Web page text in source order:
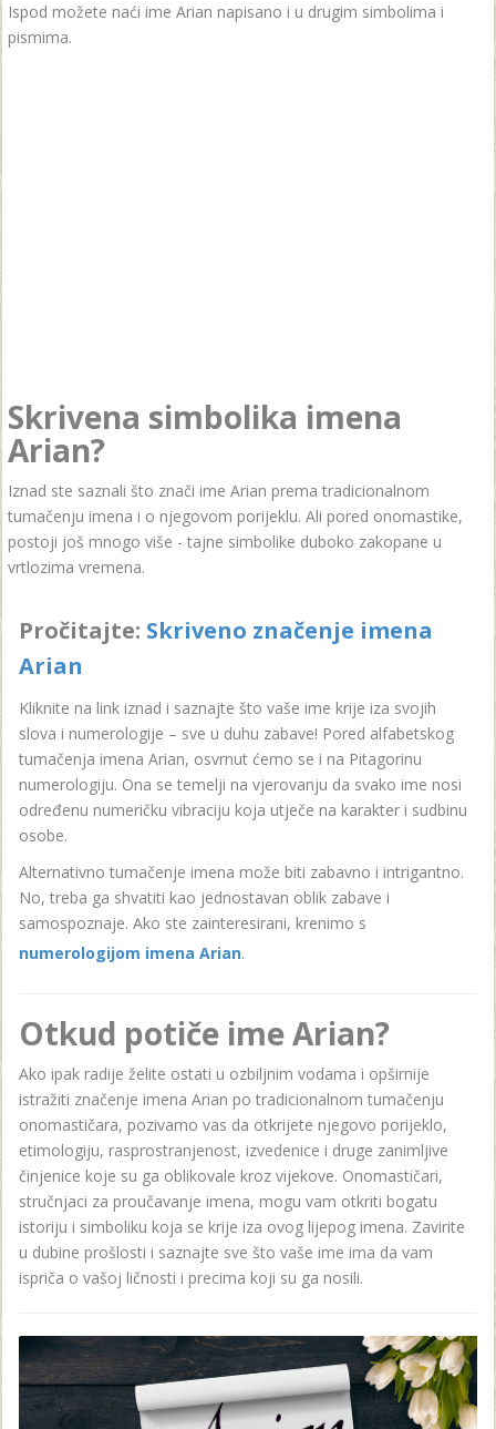
Ispod možete naći ime Arian napisano i u drugim simbolima i
pismima.
Skrivena simbolika imena
Arian?
Iznad ste saznali što znači ime Arian prema tradicionalnom
tumačenju imena i o njegovom porijeklu. Ali pored onomastike,
postoji još mnogo više - tajne simbolike duboko zakopane u
vrtlozima vremena.
Pročitajte: Skriveno značenje imena
Arian
Kliknite na link iznad i saznajte što vaše ime krije iza svojih
slova i numerologije – sve u duhu zabave! Pored alfabetskog
tumačenja imena Arian, osvrnut ćemo se i na Pitagorinu
numerologiju. Ona se temelji na vjerovanju da svako ime nosi
određenu numeričku vibraciju koja utječe na karakter i sudbinu
osobe.
Alternativno tumačenje imena može biti zabavno i intrigantno.
No, treba ga shvatiti kao jednostavan oblik zabave i
samospoznaje. Ako ste zainteresirani, krenimo s
numerologijom imena Arian.
Otkud potiče ime Arian?
Ako ipak radije želite ostati u ozbiljnim vodama i opširnije
istražiti značenje imena Arian po tradicionalnom tumačenju
onomastičara, pozivamo vas da otkrijete njegovo porijeklo,
etimologiju, rasprostranjenost, izvedenice i druge zanimljive
činjenice koje su ga oblikovale kroz vijekove. Onomastičari,
stručnjaci za proučavanje imena, mogu vam otkriti bogatu
istoriju i simboliku koja se krije iza ovog lijepog imena. Zavirite
u dubine prošlosti i saznajte sve što vaše ime ima da vam
ispriča o vašoj ličnosti i precima koji su ga nosili.